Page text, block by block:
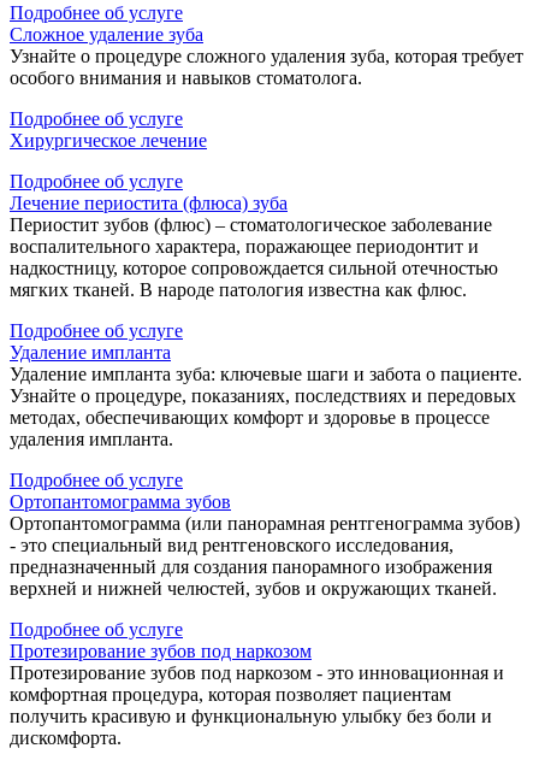
Подробнее об услуге
Сложное удаление зуба
Узнайте о процедуре сложного удаления зуба, которая требует
особого внимания и навыков стоматолога.
Подробнее об услуге
Хирургическое лечение
Подробнее об услуге
Лечение периостита (флюса) зуба
Периостит зубов (флюс) – стоматологическое заболевание
воспалительного характера, поражающее периодонтит и
надкостницу, которое сопровождается сильной отечностью
мягких тканей. В народе патология известна как флюс.
Подробнее об услуге
Удаление импланта
Удаление импланта зуба: ключевые шаги и забота о пациенте.
Узнайте о процедуре, показаниях, последствиях и передовых
методах, обеспечивающих комфорт и здоровье в процессе
удаления импланта.
Подробнее об услуге
Ортопантомограмма зубов
Ортопантомограмма (или панорамная рентгенограмма зубов)
- это специальный вид рентгеновского исследования,
предназначенный для создания панорамного изображения
верхней и нижней челюстей, зубов и окружающих тканей.
Подробнее об услуге
Протезирование зубов под наркозом
Протезирование зубов под наркозом - это инновационная и
комфортная процедура, которая позволяет пациентам
получить красивую и функциональную улыбку без боли и
дискомфорта.